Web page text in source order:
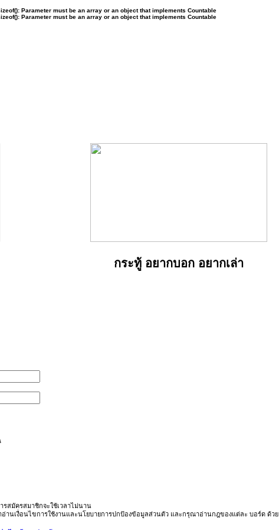
Parameter must be an array or an object that implements Countable
Parameter must be an array or an object that implements Countable
กระทู้ อยากบอก อยากเล่า
สมัครสมาชิกจะใช้เวลาไม่นาน
นเงื่อนไขการใช้งานและนโยบายการปกป้องข้อมูลส่วนตัว และกรุณาอ่านกฎของแต่ละ บอร์ด ด้วย